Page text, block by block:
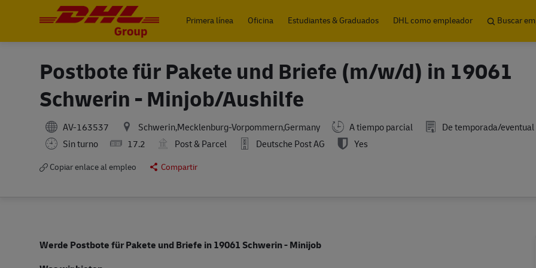
Primera línea
Oficina Estudiantes & Graduados DHL como empleador Buscar
Postbote für Pakete und Briefe (m/w/d) in 19061
Schwerin - Minjob/Aushilfe
AV-163537 Schwerin,Mecklenburg-Vorpommern,Germany A tiempo parcial
De temporada/eventual
Sin turno
17.2 Post & Parcel Deutsche Post AG Yes
Copiar enlace al empleo Compartir
Werde Postbote für Pakete und Briefe in 19061 Schwerin - Minijob